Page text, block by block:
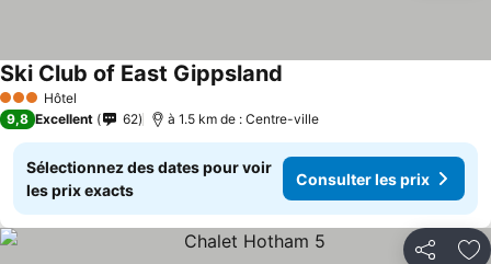
3 ÉtoilesHôtel
Ski Club of East Gippsland
9,8 Excellent 62 à 1.5 km de : Centre-ville
Sélectionnez des dates pour voir
les prix exacts
Consulter les prix
Partager